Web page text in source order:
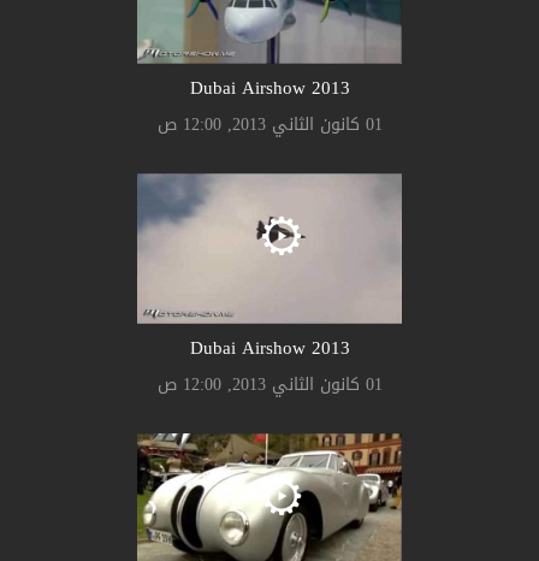
2013 Dubai Airshow
01 كانون الثاني 2013, 12:00 ص
2013 Dubai Airshow
01 كانون الثاني 2013, 12:00 ص